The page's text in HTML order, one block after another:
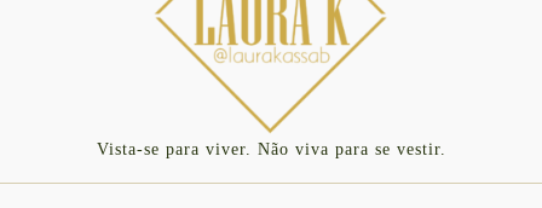
Vista-se para viver. Não viva para se vestir.